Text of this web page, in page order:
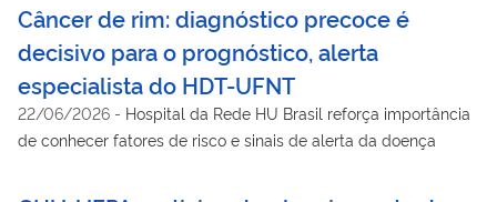
Câncer de rim: diagnóstico precoce é
decisivo para o prognóstico, alerta
especialista do HDT-UFNT
22/06/2026 - Hospital da Rede HU Brasil reforça importância
de conhecer fatores de risco e sinais de alerta da doença